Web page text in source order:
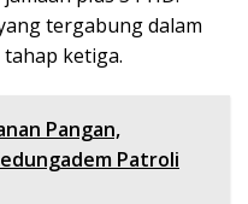
tergabung dalam
ketiga.
Pangan,
Patroli